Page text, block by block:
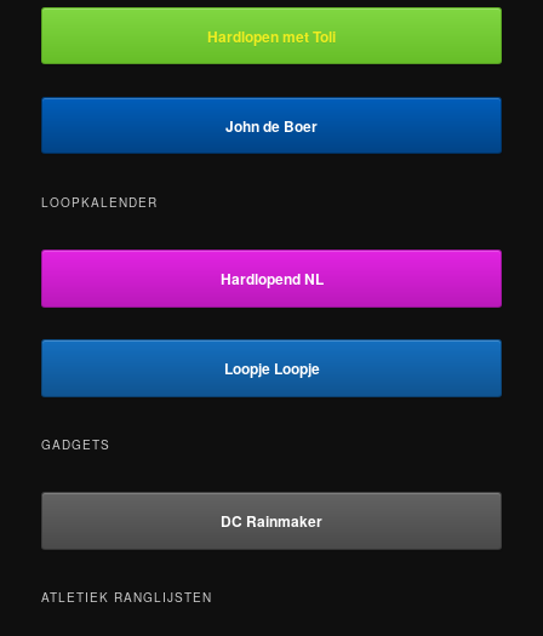
Hardlopen met Toli
John de Boer
LOOPKALENDER
Hardlopend NL
Loopje Loopje
GADGETS
DC Rainmaker
ATLETIEK RANGLIJSTEN